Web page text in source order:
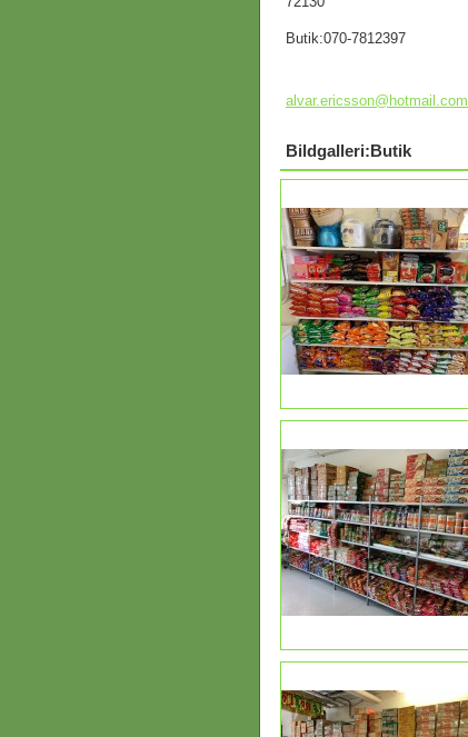
Butik:070-7812397
alvar.ericsson@hotmail.com
Bildgalleri:Butik